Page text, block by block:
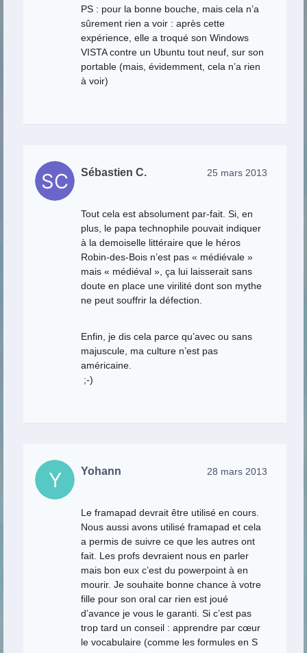
PS : pour la bonne bouche, mais cela n’a
sûrement rien a voir : après cette
expérience, elle a troqué son Windows
VISTA contre un Ubuntu tout neuf, sur son
portable (mais, évidemment, cela n’a rien
à voir)
Sébastien C. 25 mars 2013
Tout cela est absolument par-fait. Si, en
plus, le papa technophile pouvait indiquer
à la demoiselle littéraire que le héros
Robin-des-Bois n’est pas « médiévale »
mais « médiéval », ça lui laisserait sans
doute en place une virilité dont son mythe
ne peut souffrir la défection.
Enfin, je dis cela parce qu’avec ou sans
majuscule, ma culture n’est pas
américaine.
;-)
Yohann 28 mars 2013
Le framapad devrait être utilisé en cours.
Nous aussi avons utilisé framapad et cela
a permis de suivre ce que les autres ont
fait. Les profs devraient nous en parler
mais bon eux c’est du powerpoint à en
mourir. Je souhaite bonne chance à votre
fille pour son oral car rien est joué
d’avance je vous le garanti. Si c’est pas
trop tard un conseil : apprendre par cœur
le vocabulaire (comme les formules en S